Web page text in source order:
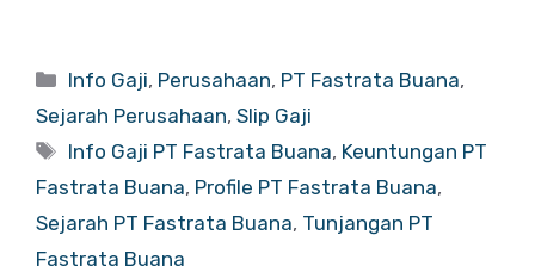
Categories
Info Gaji, Perusahaan, PT Fastrata Buana,
Sejarah Perusahaan, Slip Gaji
Tags
Info Gaji PT Fastrata Buana, Keuntungan PT
Fastrata Buana, Profile PT Fastrata Buana,
Sejarah PT Fastrata Buana, Tunjangan PT
Fastrata Buana